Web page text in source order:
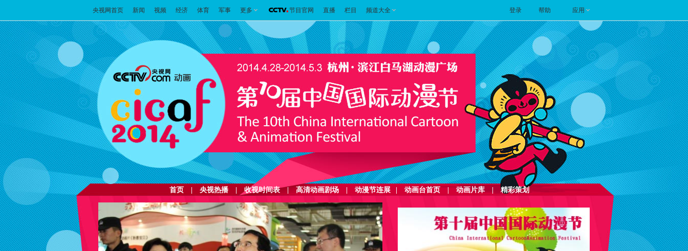
央视网首页 新闻 视频 经济 体育 军事 更多 节目官网 直播 栏目 频道大全 帮助 应用
登录
首页 央视热播 收视时间表 高清动画剧场 动漫节连展 动画台首页 动画片库 精彩策划